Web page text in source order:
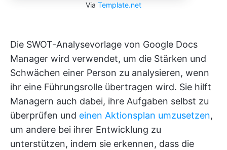
Via Template.net
Die SWOT-Analysevorlage von Google Docs
Manager wird verwendet, um die Stärken und
Schwächen einer Person zu analysieren, wenn
ihr eine Führungsrolle übertragen wird. Sie hilft
Managern auch dabei, ihre Aufgaben selbst zu
überprüfen und einen Aktionsplan umzusetzen,
um andere bei ihrer Entwicklung zu
unterstützen, indem sie erkennen, dass die